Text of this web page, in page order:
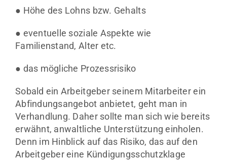
● Höhe des Lohns bzw. Gehalts
● eventuelle soziale Aspekte wie
Familienstand, Alter etc.
● das mögliche Prozessrisiko
Sobald ein Arbeitgeber seinem Mitarbeiter ein
Abfindungsangebot anbietet, geht man in
Verhandlung. Daher sollte man sich wie bereits
erwähnt, anwaltliche Unterstützung einholen.
Denn im Hinblick auf das Risiko, das auf den
Arbeitgeber eine Kündigungsschutzklage